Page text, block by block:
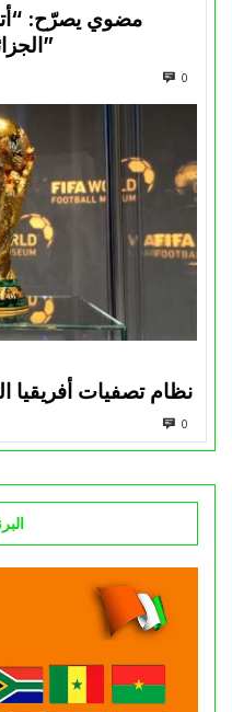
مضوي يصرّح:
الجزائرية في المسابقات القارية”
0
نظام تصفيات أفريقيا
0